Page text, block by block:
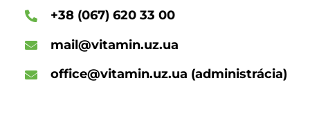
+38 (067) 620 33 00
mail@vitamin.uz.ua
office@vitamin.uz.ua (administrácia)